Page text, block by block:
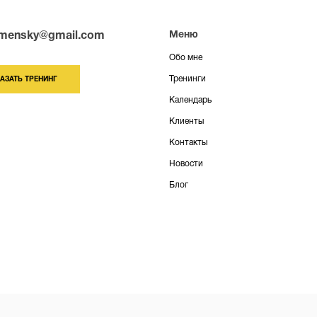
ТРЕНИНГ
Меню
обо мне
тренинги
календарь
клиенты
контакты
новости
блог